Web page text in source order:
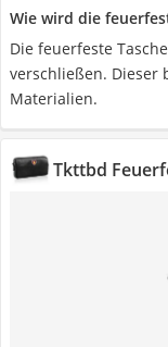
Wie wird die
Die feuerfeste
verschließen. Dieser
Materialien.
Tkttbd